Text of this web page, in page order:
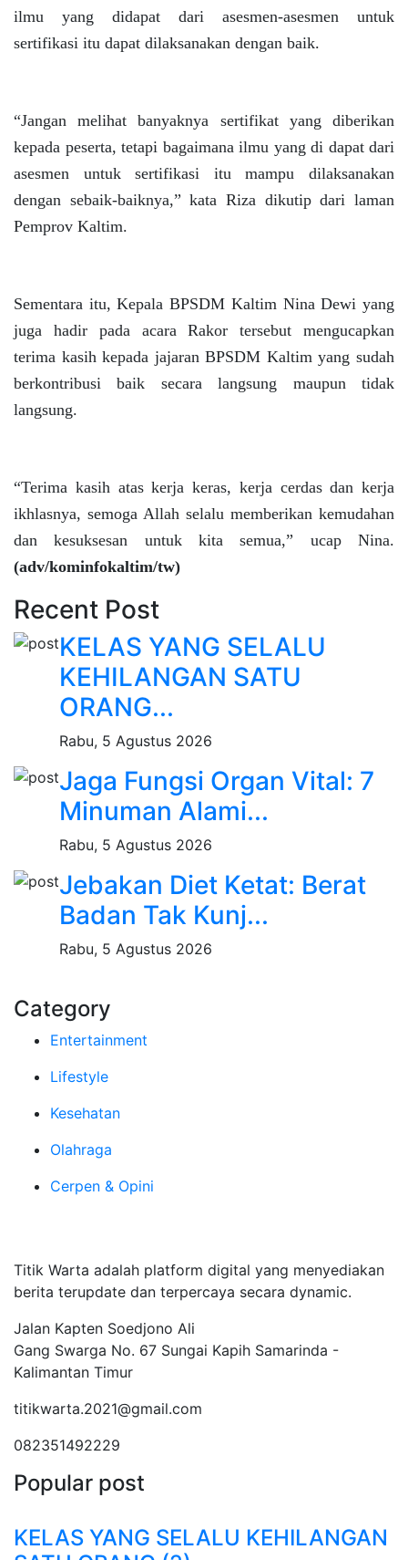
ilmu yang didapat dari asesmen-asesmen untuk
sertifikasi itu dapat dilaksanakan dengan baik.
“Jangan melihat banyaknya sertifikat yang diberikan
kepada peserta, tetapi bagaimana ilmu yang di dapat dari
asesmen untuk sertifikasi itu mampu dilaksanakan
dengan sebaik-baiknya,” kata Riza dikutip dari laman
Pemprov Kaltim.
Sementara itu, Kepala BPSDM Kaltim Nina Dewi yang
juga hadir pada acara Rakor tersebut mengucapkan
terima kasih kepada jajaran BPSDM Kaltim yang sudah
berkontribusi baik secara langsung maupun tidak
langsung.
“Terima kasih atas kerja keras, kerja cerdas dan kerja
ikhlasnya, semoga Allah selalu memberikan kemudahan
dan kesuksesan untuk kita semua,” ucap Nina.
(adv/kominfokaltim/tw)
Recent Post
KELAS YANG SELALU
KEHILANGAN SATU
ORANG...
Rabu, 5 Agustus 2026
Jaga Fungsi Organ Vital: 7
Minuman Alami...
Rabu, 5 Agustus 2026
Jebakan Diet Ketat: Berat
Badan Tak Kunj...
Rabu, 5 Agustus 2026
Category
Entertainment
Lifestyle
Kesehatan
Olahraga
Cerpen & Opini
Titik Warta adalah platform digital yang menyediakan
berita terupdate dan terpercaya secara dynamic.
Jalan Kapten Soedjono Ali
Gang Swarga No. 67 Sungai Kapih Samarinda -
Kalimantan Timur
titikwarta.2021@gmail.com
082351492229
Popular post
KELAS YANG SELALU KEHILANGAN